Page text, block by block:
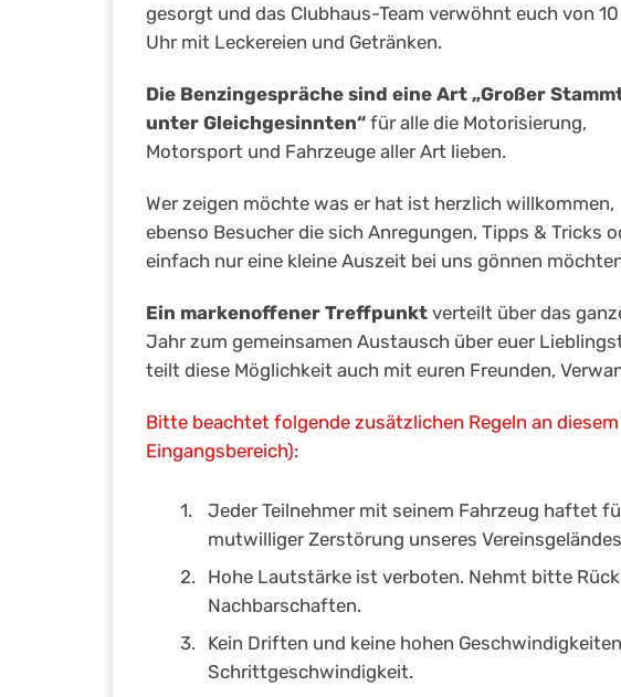
gesorgt und das Clubhaus-Team verwöhnt euch von 10
Uhr mit Leckereien und Getränken.
Die Benzingespräche sind eine Art „Großer
unter Gleichgesinnten“ für alle die Motorisierung,
Motorsport und Fahrzeuge aller Art lieben.
Wer zeigen möchte was er hat ist herzlich willkommen,
ebenso Besucher die sich Anregungen, Tipps & Tricks
einfach nur eine kleine Auszeit bei uns gönnen
Ein markenoffener Treffpunkt verteilt über das
Jahr zum gemeinsamen Austausch über euer
teilt diese Möglichkeit auch mit euren Freunden,
Bitte beachtet folgende zusätzlichen Regeln an
Eingangsbereich):
Jeder Teilnehmer mit seinem Fahrzeug haftet
mutwilliger Zerstörung unseres
Hohe Lautstärke ist verboten. Nehmt bitte
Nachbarschaften.
Kein Driften und keine hohen
Schrittgeschwindigkeit.